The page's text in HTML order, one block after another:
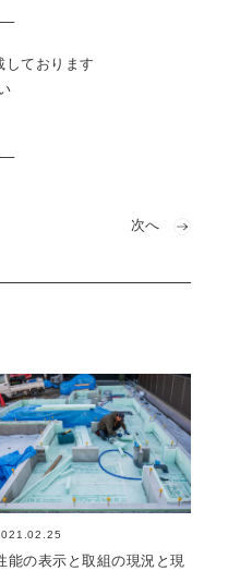
しております
次へ
能の表示と取組の現況と現